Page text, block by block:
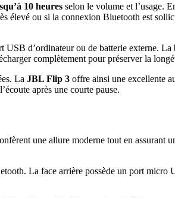
10 heures selon le volume et l’usage.
élevé ou si la connexion Bluetooth est
d’ordinateur ou de batterie externe. La
complètement pour préserver la
La JBL Flip 3 offre ainsi une excellente
après une courte pause.
une allure moderne tout en assurant
La face arrière possède un port micro